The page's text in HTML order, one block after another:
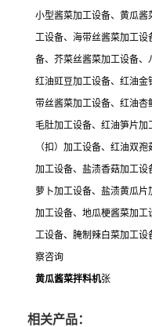
小型酱菜加工设备、黄瓜酱
工设备、海带丝酱菜加工
备、芥菜丝酱菜加工设备、
红油豇豆加工设备、红油
带丝酱菜加工设备、红油
毛肚加工设备、红油笋片
（扣）加工设备、红油双
加工设备、盐渍香菇加工
萝卜加工设备、盐渍黄瓜
加工设备、地瓜梗酱菜加
工设备、腌制辣白菜加工
察咨询
黄瓜酱菜拌料机张
相关产品：